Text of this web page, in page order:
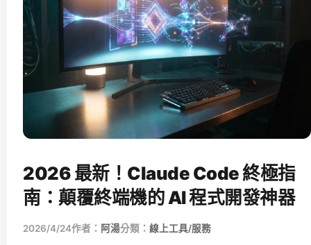
2026 最新！Claude Code 終極指
南：顛覆終端機的 AI 程式開發神器
2026/4/24作者： 阿湯分類： 線上工具/服務